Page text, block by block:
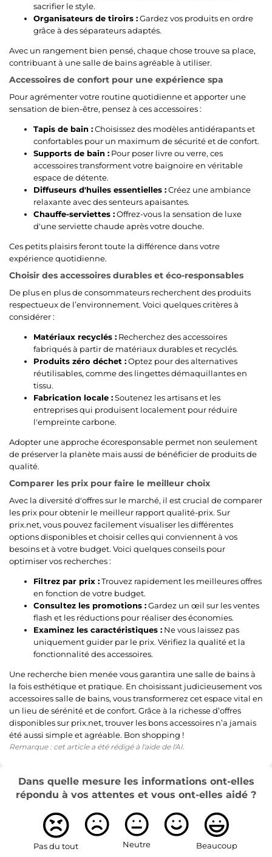
sacrifier le style.
Organisateurs de tiroirs :Gardez vos produits en ordre
grâce à des séparateurs adaptés.
Avec un rangement bien pensé, chaque chose trouve sa place,
contribuant à une salle de bains agréable à utiliser.
Accessoires de confort pour une expérience spa
Pour agrémenter votre routine quotidienne et apporter une
sensation de bien-être, pensez à ces accessoires :
Tapis de bain :Choisissez des modèles antidérapants et
confortables pour un maximum de sécurité et de confort.
Supports de bain : Pour poser livre ou verre, ces
accessoires transforment votre baignoire en véritable
espace de détente.
Diffuseurs d'huiles essentielles :Créez une ambiance
relaxante avec des senteurs apaisantes.
Chauffe-serviettes :Offrez-vous la sensation de luxe
d'une serviette chaude après votre douche.
Ces petits plaisirs feront toute la différence dans votre
expérience quotidienne.
Choisir des accessoires durables et éco-responsables
De plus en plus de consommateurs recherchent des produits
respectueux de l’environnement. Voici quelques critères à
considérer :
Matériaux recyclés : Recherchez des accessoires
fabriqués à partir de matériaux durables et recyclés.
Produits zéro déchet :Optez pour des alternatives
réutilisables, comme des lingettes démaquillantes en
tissu.
Fabrication locale :Soutenez les artisans et les
entreprises qui produisent localement pour réduire
l'empreinte carbone.
Adopter une approche écoresponsable permet non seulement
de préserver la planète mais aussi de bénéficier de produits de
qualité.
Comparer les prix pour faire le meilleur choix
Avec la diversité d'offres sur le marché, il est crucial de comparer
les prix pour obtenir le meilleur rapport qualité-prix. Sur
prix.net, vous pouvez facilement visualiser les différentes
options disponibles et choisir celles qui conviennent à vos
besoins et à votre budget. Voici quelques conseils pour
optimiser vos recherches :
Filtrez par prix :Trouvez rapidement les meilleures offres
en fonction de votre budget.
Consultez les promotions :Gardez un œil sur les ventes
flash et les réductions pour réaliser des économies.
Examinez les caractéristiques : Ne vous laissez pas
uniquement guider par le prix. Vérifiez la qualité et la
fonctionnalité des accessoires.
Une recherche bien menée vous garantira une salle de bains à
la fois esthétique et pratique. En choisissant judicieusement vos
accessoires salle de bains, vous transformerez cet espace vital en
un lieu de sérénité et de confort. Grâce à la richesse d’offres
disponibles sur prix.net, trouver les bons accessoires n’a jamais
été aussi simple et agréable. Bon shopping !
Remarque : cet article a été rédigé à l'aide de l'AI.
Dans quelle mesure les informations ont-elles
répondu à vos attentes et vous ont-elles aidé ?
Pas du tout Neutre Beaucoup